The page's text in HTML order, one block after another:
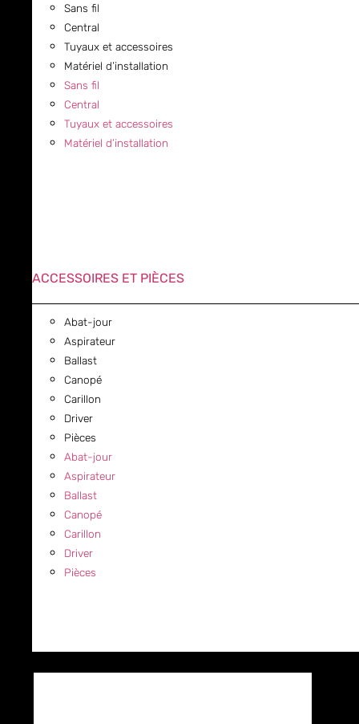
Sans fil
Central
Tuyaux et accessoires
Matériel d’installation
Sans fil
Central
Tuyaux et accessoires
Matériel d’installation
ACCESSOIRES ET PIÈCES
Abat-jour
Aspirateur
Ballast
Canopé
Carillon
Driver
Pièces
Abat-jour
Aspirateur
Ballast
Canopé
Carillon
Driver
Pièces